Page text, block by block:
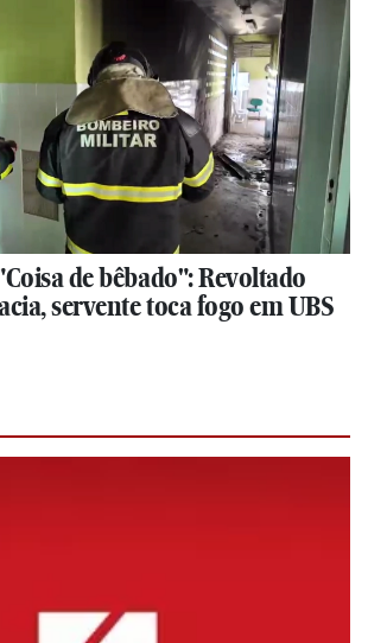
de bêbado": Revoltado
servente toca fogo em UBS